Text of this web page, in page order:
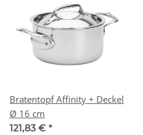
Bratentopf Affinity + Deckel
Ø 16 cm
121,83 € *